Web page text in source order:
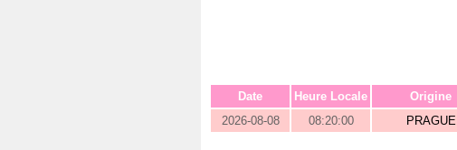
Date Heure Locale Origine
2026-08-08
08:20:00 PRAGUE